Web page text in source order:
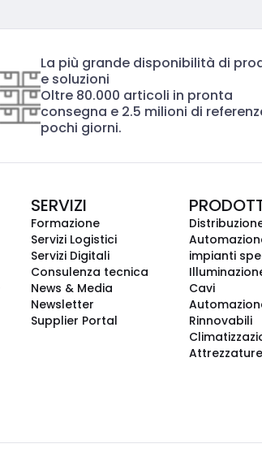
La più grande disponibilità di
e soluzioni
Oltre 80.000 articoli in pronta
consegna e 2.5 milioni di
pochi giorni.
SERVIZI
Formazione
Servizi Logistici
Servizi Digitali
Consulenza tecnica
News & Media
Newsletter
Supplier Portal
impianti
Cavi
Rinnovabili
Attrezzature